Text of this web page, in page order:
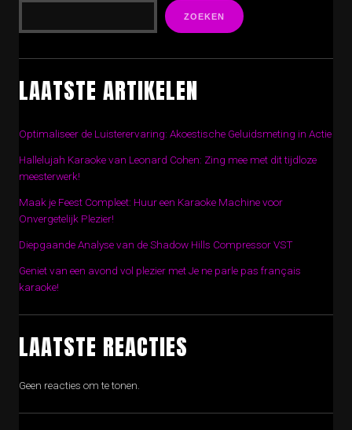
ZOEKEN
LAATSTE ARTIKELEN
Optimaliseer de Luisterervaring: Akoestische Geluidsmeting in Actie
Hallelujah Karaoke van Leonard Cohen: Zing mee met dit tijdloze
meesterwerk!
Maak je Feest Compleet: Huur een Karaoke Machine voor
Onvergetelijk Plezier!
Diepgaande Analyse van de Shadow Hills Compressor VST
Geniet van een avond vol plezier met Je ne parle pas français
karaoke!
LAATSTE REACTIES
Geen reacties om te tonen.